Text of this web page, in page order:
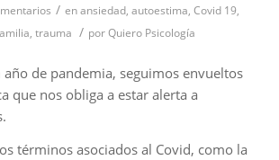
/ enansiedad, autoestima, Covid 19,
, trauma / porQuiero Psicología
año de pandemia, seguimos envueltos
que nos obliga a estar alerta a
términos asociados al Covid, como la